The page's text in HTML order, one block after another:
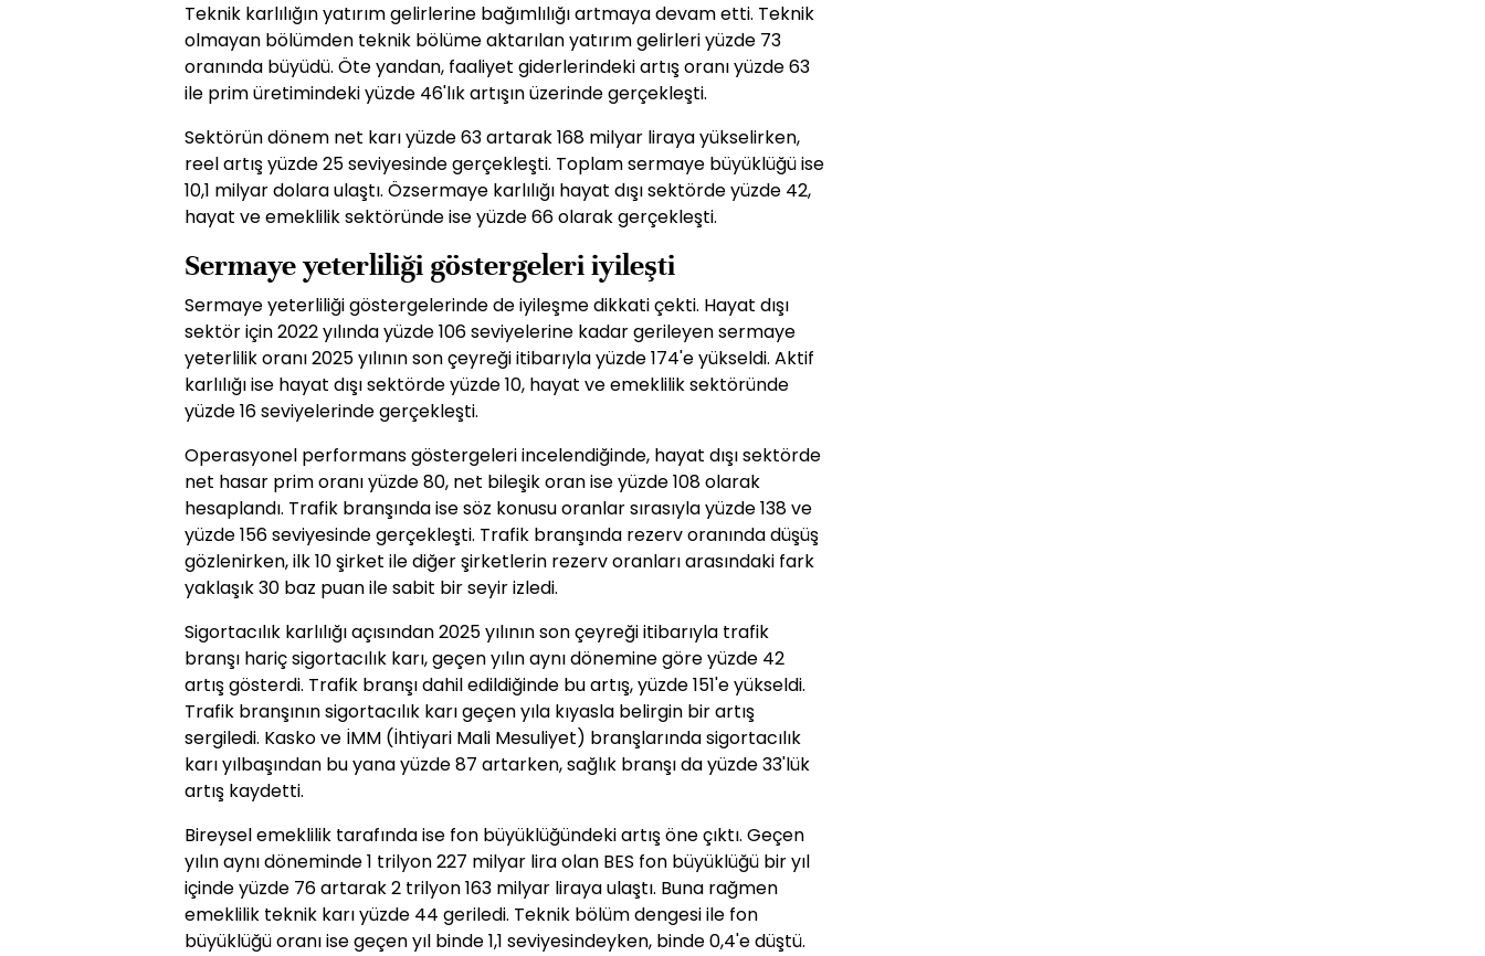
Teknik karlılığın yatırım gelirlerine bağımlılığı artmaya devam etti. Teknik
olmayan bölümden teknik bölüme aktarılan yatırım gelirleri yüzde 73
oranında büyüdü. Öte yandan, faaliyet giderlerindeki artış oranı yüzde 63
ile prim üretimindeki yüzde 46'lık artışın üzerinde gerçekleşti.
Sektörün dönem net karı yüzde 63 artarak 168 milyar liraya yükselirken,
reel artış yüzde 25 seviyesinde gerçekleşti. Toplam sermaye büyüklüğü ise
10,1 milyar dolara ulaştı. Özsermaye karlılığı hayat dışı sektörde yüzde 42,
hayat ve emeklilik sektöründe ise yüzde 66 olarak gerçekleşti.
Sermaye yeterliliği göstergeleri iyileşti
Sermaye yeterliliği göstergelerinde de iyileşme dikkati çekti. Hayat dışı
sektör için 2022 yılında yüzde 106 seviyelerine kadar gerileyen sermaye
yeterlilik oranı 2025 yılının son çeyreği itibarıyla yüzde 174'e yükseldi. Aktif
karlılığı ise hayat dışı sektörde yüzde 10, hayat ve emeklilik sektöründe
yüzde 16 seviyelerinde gerçekleşti.
Operasyonel performans göstergeleri incelendiğinde, hayat dışı sektörde
net hasar prim oranı yüzde 80, net bileşik oran ise yüzde 108 olarak
hesaplandı. Trafik branşında ise söz konusu oranlar sırasıyla yüzde 138 ve
yüzde 156 seviyesinde gerçekleşti. Trafik branşında rezerv oranında düşüş
gözlenirken, ilk 10 şirket ile diğer şirketlerin rezerv oranları arasındaki fark
yaklaşık 30 baz puan ile sabit bir seyir izledi.
Sigortacılık karlılığı açısından 2025 yılının son çeyreği itibarıyla trafik
branşı hariç sigortacılık karı, geçen yılın aynı dönemine göre yüzde 42
artış gösterdi. Trafik branşı dahil edildiğinde bu artış, yüzde 151'e yükseldi.
Trafik branşının sigortacılık karı geçen yıla kıyasla belirgin bir artış
sergiledi. Kasko ve İMM (İhtiyari Mali Mesuliyet) branşlarında sigortacılık
karı yılbaşından bu yana yüzde 87 artarken, sağlık branşı da yüzde 33'lük
artış kaydetti.
Bireysel emeklilik tarafında ise fon büyüklüğündeki artış öne çıktı. Geçen
yılın aynı döneminde 1 trilyon 227 milyar lira olan BES fon büyüklüğü bir yıl
içinde yüzde 76 artarak 2 trilyon 163 milyar liraya ulaştı. Buna rağmen
emeklilik teknik karı yüzde 44 geriledi. Teknik bölüm dengesi ile fon
büyüklüğü oranı ise geçen yıl binde 1,1 seviyesindeyken, binde 0,4'e düştü.